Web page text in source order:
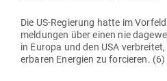
Die US-Regierung hatte im
mel­dungen über einen nie
in Europa und den USA
er­baren Energien zu for­cieren.